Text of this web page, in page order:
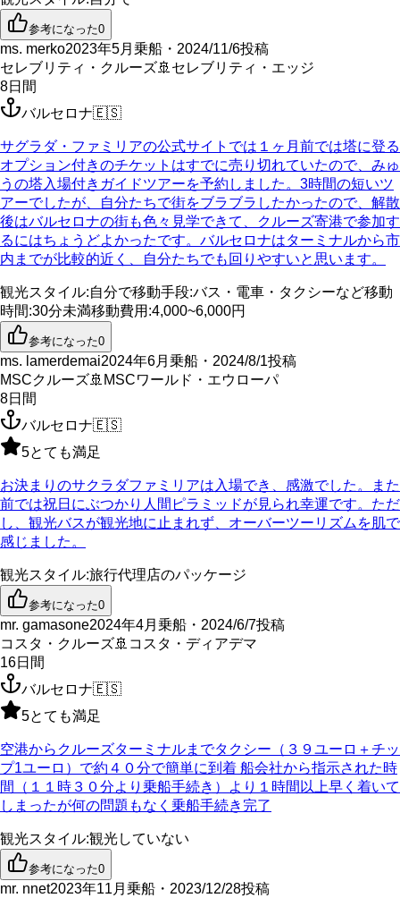
参考になった0
ms. merko2023年5月乗船・2024/11/6投稿
セレブリティ・クルーズ🚢 セレブリティ・エッジ
8日間
バルセロナ🇪🇸
サグラダ・ファミリアの公式サイトでは１ヶ月前では塔に登る
オプション付きのチケットはすでに売り切れていたので、みゅ
うの塔入場付きガイドツアーを予約しました。3時間の短いツ
アーでしたが、自分たちで街をブラブラしたかったので、解散
後はバルセロナの街も色々見学できて、クルーズ寄港で参加す
るにはちょうどよかったです。バルセロナはターミナルから市
内までが比較的近く、自分たちでも回りやすいと思います。
観光スタイル:自分で移動手段:バス・電車・タクシーなど移動
時間:30分未満移動費用 :4,000~6,000円
参考になった0
ms. lamerdemai2024年6月乗船・2024/8/1投稿
MSCクルーズ🚢 MSCワールド・エウローパ
8日間
バルセロナ🇪🇸
5とても満足
お決まりのサクラダファミリアは入場でき、感激でした。また
前では祝日にぶつかり人間ピラミッドが見られ幸運です。ただ
し、観光バスが観光地に止まれず、オーバーツーリズムを肌で
感じました。
観光スタイル:旅行代理店のパッケージ
参考になった0
mr. gamasone2024年4月乗船・2024/6/7投稿
コスタ・クルーズ🚢 コスタ・ディアデマ
16日間
バルセロナ🇪🇸
5とても満足
空港からクルーズターミナルまでタクシー（３９ユーロ＋チッ
プ1ユーロ）で約４０分で簡単に到着 船会社から指示された時
間（１１時３０分より乗船手続き）より１時間以上早く着いて
しまったが何の問題もなく乗船手続き完了
観光スタイル:観光していない
参考になった0
mr. nnet2023年11月乗船・2023/12/28投稿